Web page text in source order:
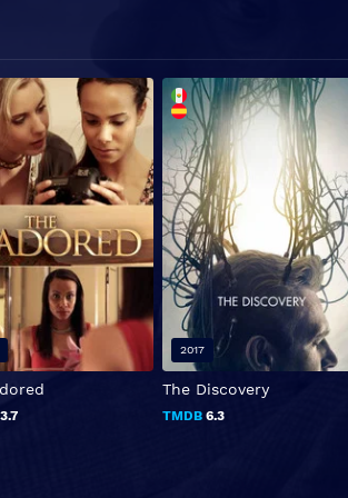
3.7
The Discovery
TMDB6.3
2017